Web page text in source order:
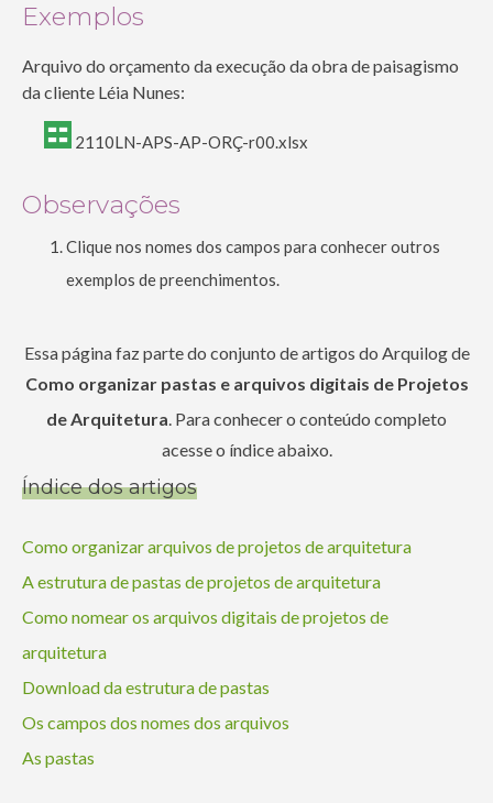
Exemplos
Arquivo do orçamento da execução da obra de paisagismo
da cliente Léia Nunes:
2110LN-APS-AP-ORÇ-r00.xlsx
Observações
Clique nos nomes dos campos para conhecer outros
exemplos de preenchimentos.
Essa página faz parte do conjunto de artigos do Arquilog de
Como organizar pastas e arquivos digitais de Projetos
de Arquitetura. Para conhecer o conteúdo completo
acesse o índice abaixo.
Índice dos artigos
Como organizar arquivos de projetos de arquitetura
A estrutura de pastas de projetos de arquitetura
Como nomear os arquivos digitais de projetos de
arquitetura
Download da estrutura de pastas
Os campos dos nomes dos arquivos
As pastas